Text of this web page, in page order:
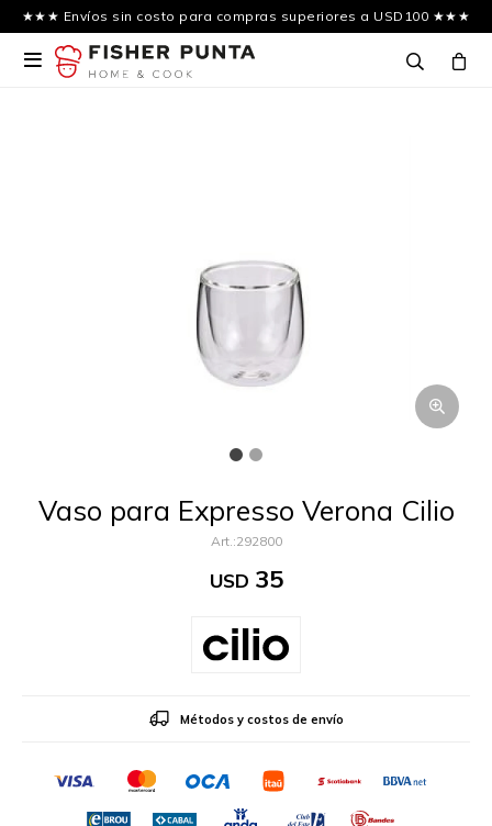
★★★ Envíos sin costo para compras superiores a USD100 ★★★

Vaso para Expresso Verona Cilio
292800
USD 35
Métodos y costos de envío